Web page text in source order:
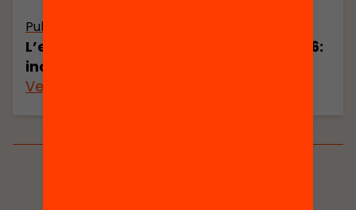
Publicació
L’estat de l’educació a Catalunya 2026:
indicadors
Veure’n més